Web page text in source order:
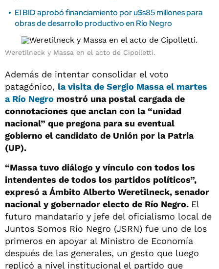
El BID aprobó financiamiento por u$s85 millones para
obras de desarrollo productivo en Río Negro
Weretilneck y Massa en el acto de Cipolletti.
Además de intentar consolidar el voto
patagónico, la visita de Sergio Massa el martes
a Río Negro mostró una postal cargada de
connotaciones que anclan con la “unidad
nacional” que pregona para su eventual
gobierno el candidato de Unión por la Patria
(UP).
“Massa tuvo diálogo y vínculo con todos los
intendentes de todos los partidos políticos”,
expresó a Ámbito Alberto Weretilneck, senador
nacional y gobernador electo de Río Negro. El
futuro mandatario y jefe del oficialismo local de
Juntos Somos Río Negro (JSRN) fue uno de los
primeros en apoyar al Ministro de Economía
después de las generales, un gesto que luego
replicó a nivel institucional el partido que